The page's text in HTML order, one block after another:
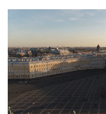
Выставки
Пресс-
О
Metro
Стримы
Спецпроекты
Звезды
Выборы